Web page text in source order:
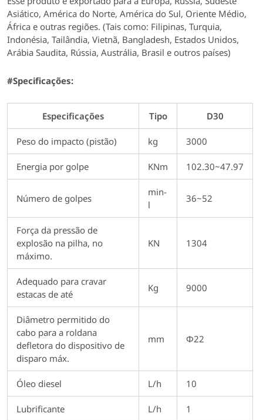
Asiático, América do Norte, América do Sul, Oriente Médio,
África e outras regiões. (Tais como: Filipinas, Turquia,
Indonésia, Tailândia, Vietnã, Bangladesh, Estados Unidos,
Arábia Saudita, Rússia, Austrália, Brasil e outros países)
#Specificações:
Especificações Tipo D30
Peso do impacto (pistão) kg 3000
Energia por golpe KNm 102.30~47.97
Número de golpes
min-
l
36~52
Força da pressão de
explosão na pilha, no
máximo.
KN 1304
Adequado para cravar
estacas de até
Kg 9000
Diâmetro permitido do
cabo para a roldana
defletora do dispositivo de
disparo máx.
mm Φ22
Óleo diesel L/h 10
Lubrificante L/h 1